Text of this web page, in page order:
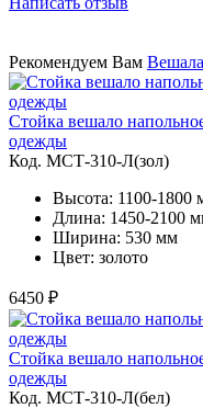
Рекомендуем Вам
Стойка вешало
одежды
Код. MСТ-310-Л(зол)
Высота: 1100-1800
Длина: 1450-2100
Ширина: 530 мм
Цвет: золото
6450 ₽
Стойка вешало
одежды
Код. MСТ-310-Л(бел)